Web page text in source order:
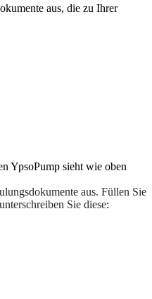
aus, die zu Ihrer
YpsoPump sieht wie oben
aus. Füllen Sie
Sie diese: